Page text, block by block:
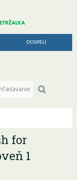
DOSPELÍ
for
1